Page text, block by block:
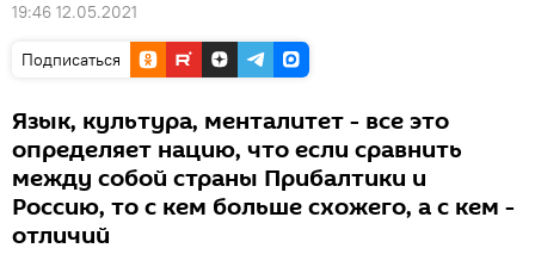
19:46 12.05.2021
Подписаться
Язык, культура, менталитет - все это
определяет нацию, что если сравнить
между собой страны Прибалтики и
Россию, то с кем больше схожего, а с кем -
отличий